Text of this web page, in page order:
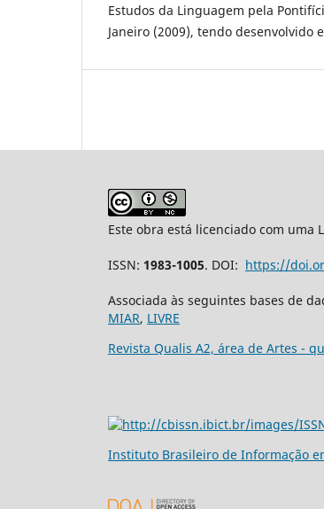
Estudos da Linguagem pela
Janeiro (2009), tendo desenvolvido
Este obra está licenciado com uma
ISSN: 1983-1005. DOI: https://
Associada às seguintes bases de
MIAR, LIVRE
Revista Qualis A2, área de Artes -
Instituto Brasileiro de Informação